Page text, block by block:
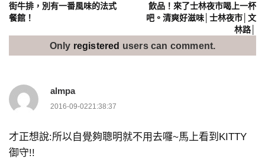
章
導
覽
街牛排，別有一番風味的法式
餐館！
飲品！來了士林夜市喝上一杯
吧。清爽好滋味│士林夜市│文
林路│
Only registered users can comment.
almpa
2016-09-0221:38:37
才正想說:所以自覺夠聰明就不用去囉~馬上看到KITTY
御守!!